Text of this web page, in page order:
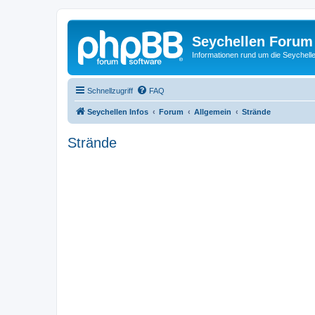
Seychellen Forum
Informationen rund um die
Schnellzugriff FAQ
Seychellen Infos Forum Allgemein Strände
Strände